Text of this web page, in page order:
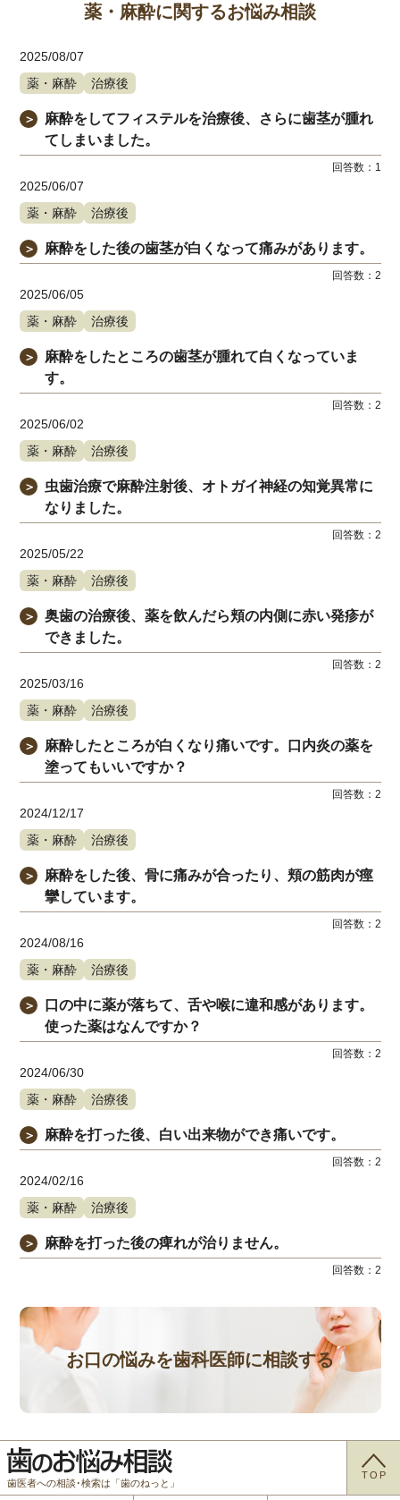
薬・麻酔に関するお悩み相談
2025/08/07
薬・麻酔
治療後
＞
麻酔をしてフィステルを治療後、さらに歯茎が腫れ
てしまいました。
回答数： 1
2025/06/07
薬・麻酔
治療後
＞ 麻酔をした後の歯茎が白くなって痛みがあります。
回答数： 2
2025/06/05
薬・麻酔
治療後
＞
麻酔をしたところの歯茎が腫れて白くなっていま
す。
回答数： 2
2025/06/02
薬・麻酔
治療後
＞
虫歯治療で麻酔注射後、オトガイ神経の知覚異常に
なりました。
回答数： 2
2025/05/22
薬・麻酔
治療後
＞
奥歯の治療後、薬を飲んだら頬の内側に赤い発疹が
できました。
回答数： 2
2025/03/16
薬・麻酔
治療後
＞
麻酔したところが白くなり痛いです。口内炎の薬を
塗ってもいいですか？
回答数： 2
2024/12/17
薬・麻酔
治療後
＞
麻酔をした後、骨に痛みが合ったり、頬の筋肉が痙
攣しています。
回答数： 2
2024/08/16
薬・麻酔
治療後
＞
口の中に薬が落ちて、舌や喉に違和感があります。
使った薬はなんですか？
回答数： 2
2024/06/30
薬・麻酔
治療後
＞ 麻酔を打った後、白い出来物ができ痛いです。
回答数： 2
2024/02/16
薬・麻酔
治療後
＞ 麻酔を打った後の痺れが治りません。
回答数： 2
お口の悩みを歯科医師に相談する
歯医者への相談･検索は「歯のねっと」
TOP